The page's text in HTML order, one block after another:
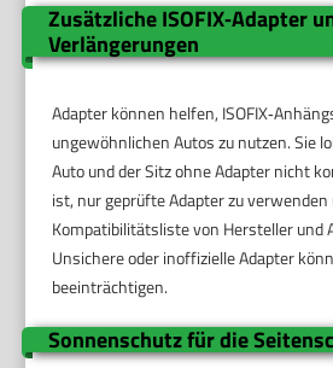
Zusätzliche ISOFIX‑Adapter
Verlängerungen
Adapter können helfen,
ungewöhnlichen Autos zu nutzen. Sie
Auto und der Sitz ohne Adapter nicht
ist, nur geprüfte Adapter zu verwenden
Kompatibilitätsliste von Hersteller und
Unsichere oder inoffizielle Adapter
beeinträchtigen.
Sonnenschutz für die